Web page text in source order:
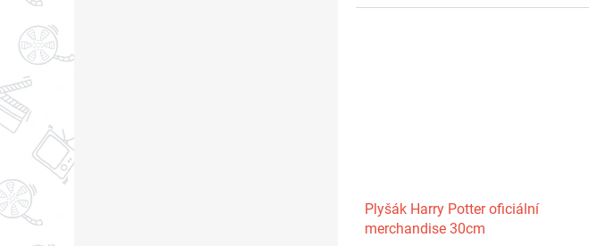
Plyšák Harry Potter oficiální
merchandise 30cm